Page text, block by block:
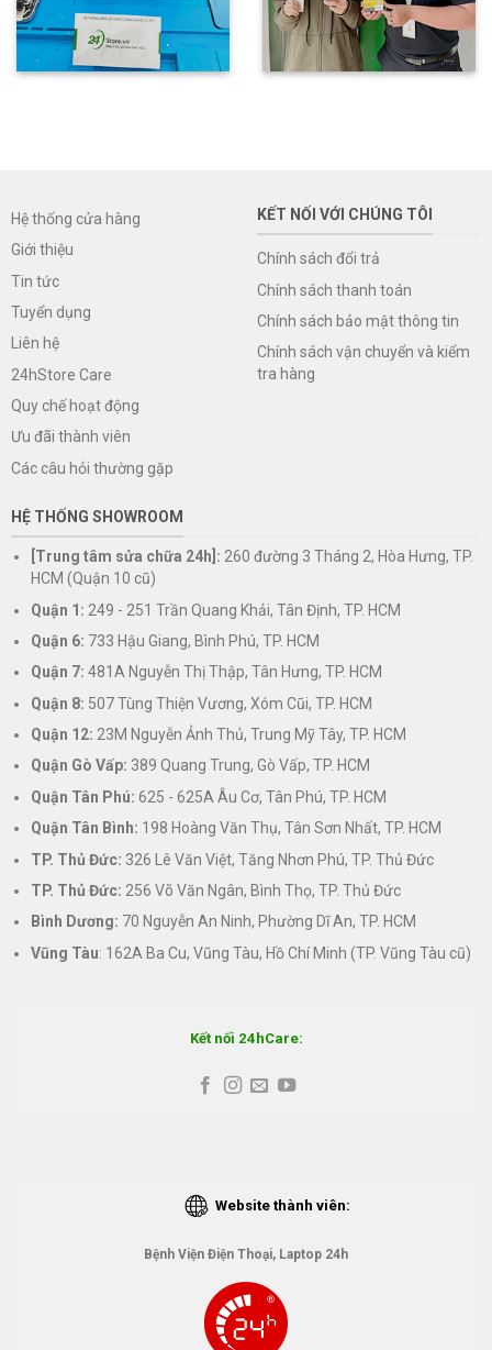
Hệ thống cửa hàng
Giới thiệu
Tin tức
Tuyển dụng
Liên hệ
24hStore Care
Quy chế hoạt động
Ưu đãi thành viên
Các câu hỏi thường gặp
KẾT NỐI VỚI CHÚNG TÔI
Chính sách đổi trả
Chính sách thanh toán
Chính sách bảo mật thông tin
Chính sách vận chuyển và kiểm
tra hàng
HỆ THỐNG SHOWROOM
[Trung tâm sửa chữa 24h]: 260 đường 3 Tháng 2, Hòa Hưng, TP.
HCM (Quận 10 cũ)
Quận 1: 249 - 251 Trần Quang Khải, Tân Định, TP. HCM
Quận 6: 733 Hậu Giang, Bình Phú, TP. HCM
Quận 7: 481A Nguyễn Thị Thập, Tân Hưng, TP. HCM
Quận 8: 507 Tùng Thiện Vương, Xóm Cũi, TP. HCM
Quận 12: 23M Nguyễn Ảnh Thủ, Trung Mỹ Tây, TP. HCM
Quận Gò Vấp: 389 Quang Trung, Gò Vấp, TP. HCM
Quận Tân Phú: 625 - 625A Âu Cơ, Tân Phú, TP. HCM
Quận Tân Bình: 198 Hoàng Văn Thụ, Tân Sơn Nhất, TP. HCM
TP. Thủ Đức: 326 Lê Văn Việt, Tăng Nhơn Phú, TP. Thủ Đức
TP. Thủ Đức: 256 Võ Văn Ngân, Bình Thọ, TP. Thủ Đức
Bình Dương: 70 Nguyễn An Ninh, Phường Dĩ An, TP. HCM
Vũng Tàu: 162A Ba Cu, Vũng Tàu, Hồ Chí Minh (TP. Vũng Tàu cũ)
Kết nối 24hCare:
Website thành viên:
Bệnh Viện Điện Thoại, Laptop 24h